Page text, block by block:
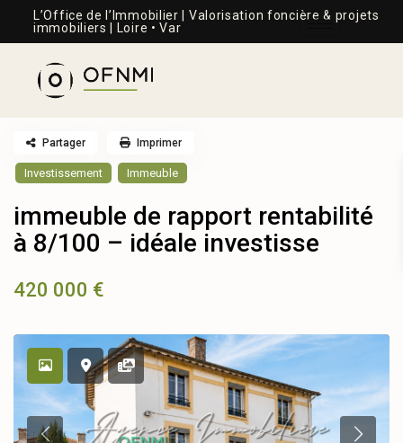
L’Office de l’Immobilier | Valorisation foncière & projets
immobiliers | Loire • Var
Investissement Immeuble
immeuble de rapport rentabilité
à 8/100 – idéale investisse
420 000 €
Partager Imprimer